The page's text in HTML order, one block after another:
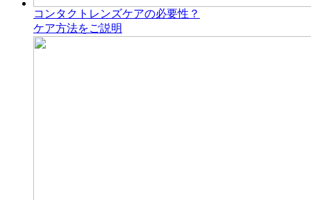
コンタクトレンズケアの必要性？
ケア方法をご説明